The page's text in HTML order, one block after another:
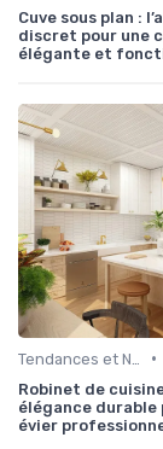
Cuve sous plan :
discret pour une
élégante et
•
Robinet de
élégance durable
évier